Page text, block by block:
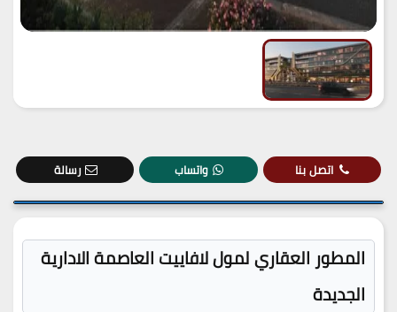
اتصل بنا واتساب رسالة
المطور العقاري لمول لافاييت العاصمة الادارية
الجديدة